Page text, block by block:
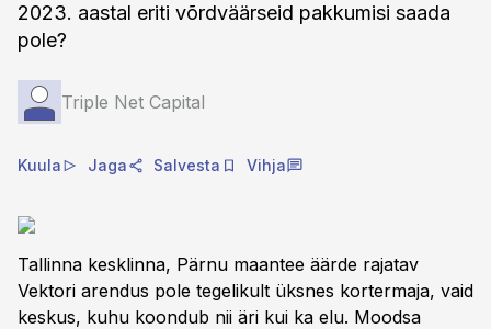
2023. aastal eriti võrdväärseid pakkumisi saada
pole?
Triple Net Capital
Kuula Jaga Salvesta Vihja
Tallinna kesklinna, Pärnu maantee äärde rajatav
Vektori arendus pole tegelikult üksnes kortermaja, vaid
keskus, kuhu koondub nii äri kui ka elu. Moodsa